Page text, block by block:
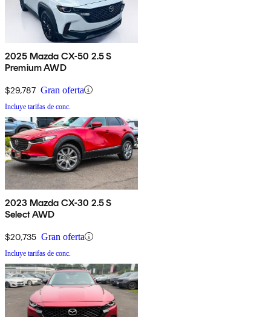
2025 Mazda CX-50 2.5 S
Premium AWD
$29,787 Gran oferta
Incluye tarifas de conc.
2023 Mazda CX-30 2.5 S
Select AWD
$20,735 Gran oferta
Incluye tarifas de conc.